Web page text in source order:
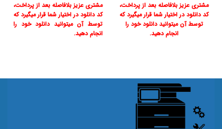
مشتری عزیز بلافاصله بعد از پرداخت،
کد دانلود در اختیار شما قرار میگیرد که
توسط آن میتوانید دانلود خود را
انجام دهید.
مشتری عزیز بلافاصله بعد از پرداخت،
کد دانلود در اختیار شما قرار میگیرد که
توسط آن میتوانید دانلود خود را
انجام دهید.